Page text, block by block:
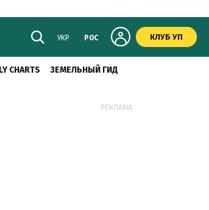
УКР РОС КЛУБ УП
CHARTS ЗЕМЕЛЬНЫЙ ГИД
РЕКЛАМА: